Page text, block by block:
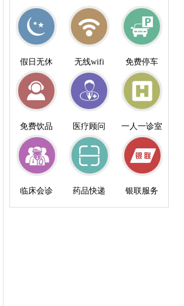
假日无休 无线wifi 免费停车
免费饮品 医疗顾问 一人一诊室
临床会诊 药品快递 银联服务